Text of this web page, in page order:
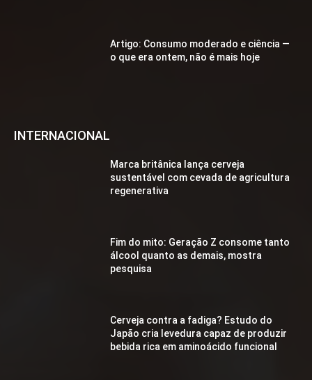
Artigo: Consumo moderado e ciência —
o que era ontem, não é mais hoje
INTERNACIONAL
Marca britânica lança cerveja
sustentável com cevada de agricultura
regenerativa
Fim do mito: Geração Z consome tanto
álcool quanto as demais, mostra
pesquisa
Cerveja contra a fadiga? Estudo do
Japão cria levedura capaz de produzir
bebida rica em aminoácido funcional